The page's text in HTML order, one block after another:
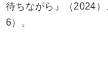
待ちながら』（2024
6）。